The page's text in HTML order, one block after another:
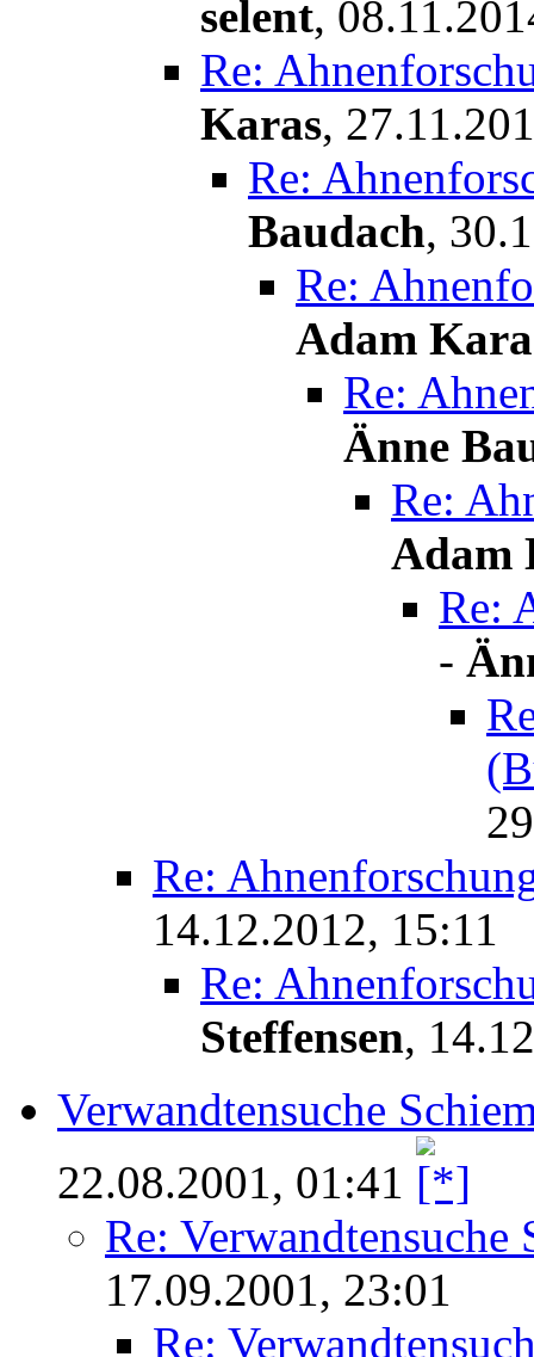
selent,
Re:
Karas,
Re:
Baudach,
Re:
Adam
Re:
Änne
Re:
Adam
Re:
-
Re:
14.12.2012, 15:11
Re:
Steffensen,
Verwandtensuche
22.08.2001, 01:41
Re: Verwandtensuche
17.09.2001, 23:01
Re: